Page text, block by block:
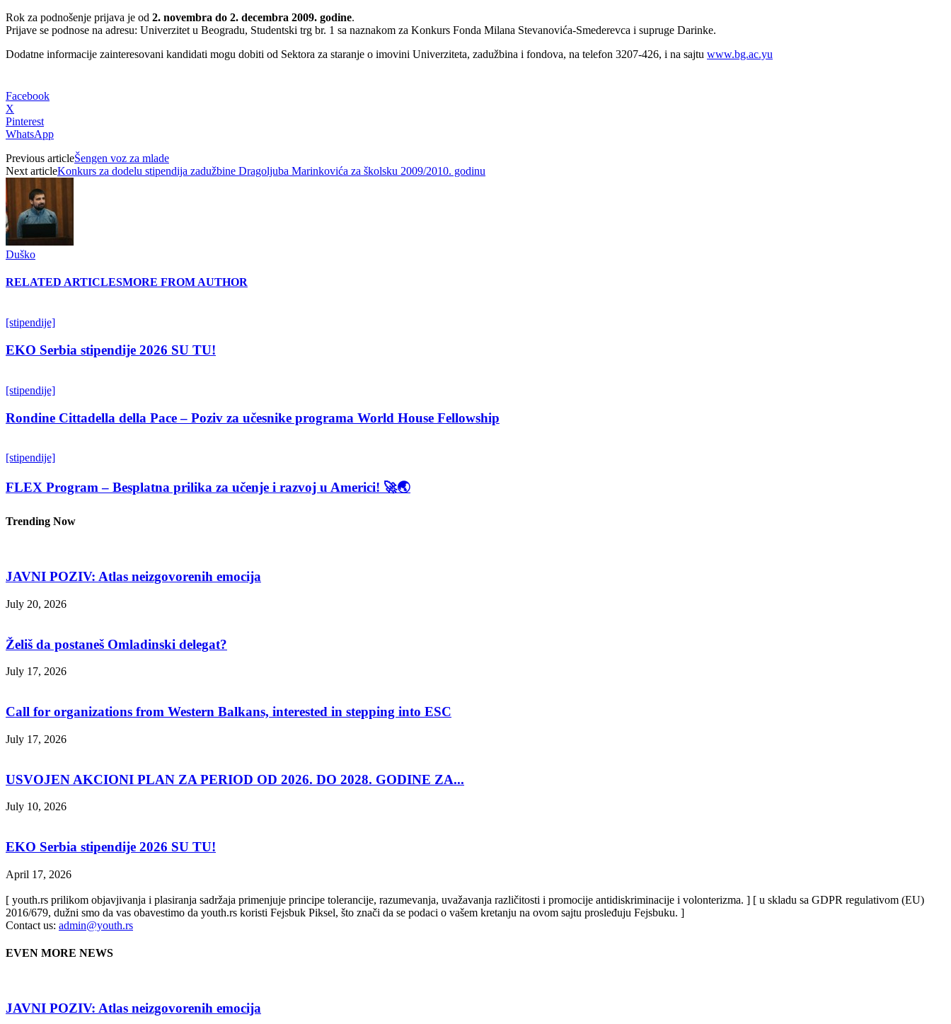
Rok za podnošenje prijava je od 2. novembra do 2. decembra 2009. godine.
Prijave se podnose na adresu: Univerzitet u Beogradu, Studentski trg br. 1 sa naznakom za Konkurs Fonda Milana Stevanovića-Smederevca i supruge Darinke.
Dodatne informacije zainteresovani kandidati mogu dobiti od Sektora za staranje o imovini Univerziteta, zadužbina i fondova, na telefon 3207-426, i na sajtu www.bg.ac.yu
Facebook
X
Pinterest
WhatsApp
Previous articleŠengen voz za mlade
Next articleKonkurs za dodelu stipendija zadužbine Dragoljuba Marinkovića za školsku 2009/2010. godinu
Duško
RELATED ARTICLESMORE FROM AUTHOR
[stipendije]
EKO Serbia stipendije 2026 SU TU!
[stipendije]
Rondine Cittadella della Pace – Poziv za učesnike programa World House Fellowship
[stipendije]
FLEX Program – Besplatna prilika za učenje i razvoj u Americi! 🚀🌏
Trending Now
JAVNI POZIV: Atlas neizgovorenih emocija
July 20, 2026
Želiš da postaneš Omladinski delegat?
July 17, 2026
Call for organizations from Western Balkans, interested in stepping into ESC
July 17, 2026
USVOJEN AKCIONI PLAN ZA PERIOD OD 2026. DO 2028. GODINE ZA...
July 10, 2026
EKO Serbia stipendije 2026 SU TU!
April 17, 2026
[ youth.rs prilikom objavjivanja i plasiranja sadržaja primenjuje principe tolerancije, razumevanja, uvažavanja različitosti i promocije antidiskriminacije i volonterizma. ] [ u skladu sa GDPR regulativom (EU)
2016/679, dužni smo da vas obavestimo da youth.rs koristi Fejsbuk Piksel, što znači da se podaci o vašem kretanju na ovom sajtu prosleđuju Fejsbuku. ]
Contact us: admin@youth.rs
EVEN MORE NEWS
JAVNI POZIV: Atlas neizgovorenih emocija